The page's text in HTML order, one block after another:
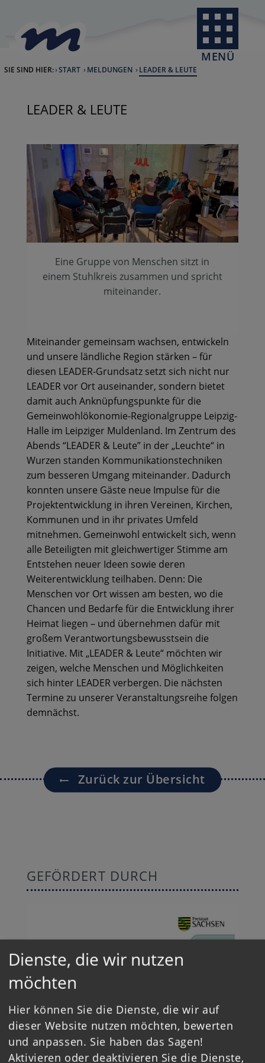
back to home
MENÜ
SIE SIND HIER: START MELDUNGEN CURRENT:
LEADER & LEUTE
LEADER & LEUTE
Eine Gruppe von Menschen sitzt in
einem Stuhlkreis zusammen und spricht
miteinander.
Miteinander gemeinsam wachsen, entwickeln
und unsere ländliche Region stärken – für
diesen LEADER-Grundsatz setzt sich nicht nur
LEADER vor Ort auseinander, sondern bietet
damit auch Anknüpfungspunkte für die
Gemeinwohlökonomie-Regionalgruppe Leipzig-
Halle im Leipziger Muldenland. Im Zentrum des
Abends “LEADER & Leute” in der „Leuchte“ in
Wurzen standen Kommunikationstechniken
zum besseren Umgang miteinander. Dadurch
konnten unsere Gäste neue Impulse für die
Projektentwicklung in ihren Vereinen, Kirchen,
Kommunen und in ihr privates Umfeld
mitnehmen. Gemeinwohl entwickelt sich, wenn
alle Beteiligten mit gleichwertiger Stimme am
Entstehen neuer Ideen sowie deren
Weiterentwicklung teilhaben. Denn: Die
Menschen vor Ort wissen am besten, wo die
Chancen und Bedarfe für die Entwicklung ihrer
Heimat liegen – und übernehmen dafür mit
großem Verantwortungsbewusstsein die
Initiative. Mit „LEADER & Leute“ möchten wir
zeigen, welche Menschen und Möglichkeiten
sich hinter LEADER verbergen. Die nächsten
Termine zu unserer Veranstaltungsreihe folgen
demnächst.
Zurück zur Übersicht
GEFÖRDERT DURCH
Dienste, die wir nutzen
möchten
Hier können Sie die Dienste, die wir auf
dieser Website nutzen möchten, bewerten
und anpassen. Sie haben das Sagen!
Aktivieren oder deaktivieren Sie die Dienste,